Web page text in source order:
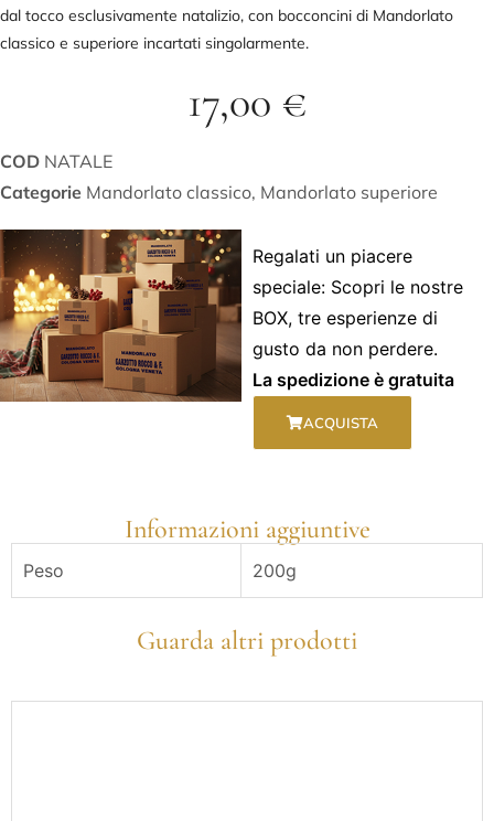
dal tocco esclusivamente natalizio, con bocconcini di Mandorlato
classico e superiore incartati singolarmente.
17,00 €
COD NATALE
Categorie Mandorlato classico, Mandorlato superiore
Regalati un piacere
speciale: Scopri le nostre
BOX, tre esperienze di
gusto da non perdere.
La spedizione è gratuita
ACQUISTA
Informazioni aggiuntive
Peso 200g
Guarda altri prodotti